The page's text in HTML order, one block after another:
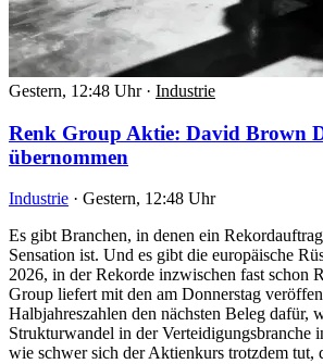
Gestern, 12:48 Uhr · Industrie
Renk Group Aktie: David Brown
übernommen
Industrie · Gestern, 12:48 Uhr
Es gibt Branchen, in denen ein
Sensation ist. Und es gibt die europäische
2026, in der Rekorde inzwischen fast schon
Group liefert mit den am Donnerstag
Halbjahreszahlen den nächsten Beleg dafür,
Strukturwandel in der Verteidigungsbranche
wie schwer sich der Aktienkurs trotzdem tut,